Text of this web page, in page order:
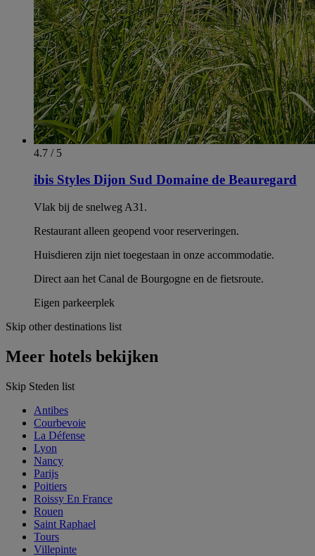
4.7 / 5
ibis Styles Dijon Sud Domaine de Beauregard
Vlak bij de snelweg A31.
Restaurant alleen geopend voor reserveringen.
Huisdieren zijn niet toegestaan in onze accommodatie.
Direct aan het Canal de Bourgogne en de fietsroute.
Eigen parkeerplek
Skip other destinations list
Meer hotels bekijken
Skip Steden list
Antibes
Courbevoie
La Défense
Lyon
Nancy
Parijs
Poitiers
Roissy En France
Rouen
Saint Raphael
Tours
Villepinte